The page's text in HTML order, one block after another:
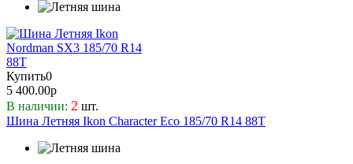
Купить0
5 400.00р
В наличии: 2 шт.
Шина Летняя Ikon Character Eco 185/70 R14 88T